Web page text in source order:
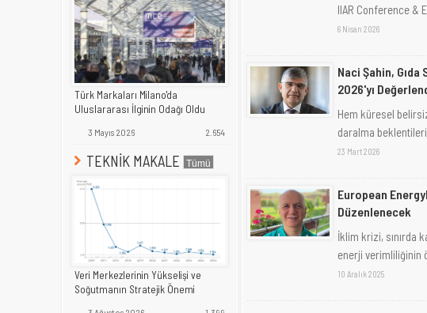
Türk Markaları Milano'da
Uluslararası İlginin Odağı Oldu
3 Mayıs 2026 2.654
TEKNİK MAKALE
Veri Merkezlerinin Yükselişi ve
Soğutmanın Stratejik Önemi
IIAR Conference &
6 Nisan 2026
Naci Şahin,
2026'yı
Hem küresel
daralma
23 Mart 2026
European
Düzenlenecek
İklim krizi, sınırda
enerji verimliliğinin
10 Aralık 2025